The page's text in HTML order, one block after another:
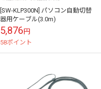
[SW-KLP300N] パソコン自動切替
器用ケーブル(3.0m)
5,876円
58ポイント